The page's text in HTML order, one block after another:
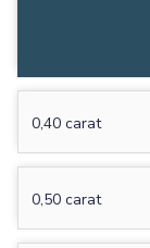
0,40 carat
0,50 carat